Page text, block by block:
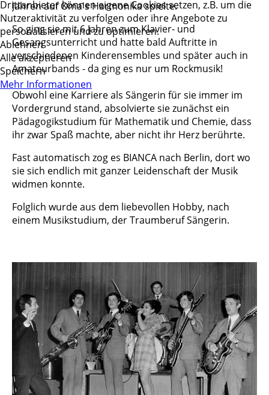
Jahren auf Oma's Harmonika spielte.
So ging sie mit 6 Jahren zum Klavier- und
Gesangsunterricht und hatte bald Auftritte in
verschiedenen Kinderensembles und später auch in
Amateurbands - da ging es nur um Rockmusik!
Obwohl eine Karriere als Sängerin für sie immer im
Vordergrund stand, absolvierte sie zunächst ein
Pädagogikstudium für Mathematik und Chemie, dass
ihr zwar Spaß machte, aber nicht ihr Herz berührte.
Fast automatisch zog es BIANCA nach Berlin, dort wo
sie sich endlich mit ganzer Leidenschaft der Musik
widmen konnte.
Folglich wurde aus dem liebevollen Hobby, nach
einem Musikstudium, der Traumberuf Sängerin.
Drittanbieter können eigene Cookies setzen, z.B. um die
Nutzeraktivität zu verfolgen oder ihre Angebote zu
personalisieren und zu optimieren.
Ablehnen
Alle akzeptieren
Speichern
Mehr Informationen